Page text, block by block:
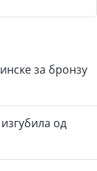
за бронзу
од